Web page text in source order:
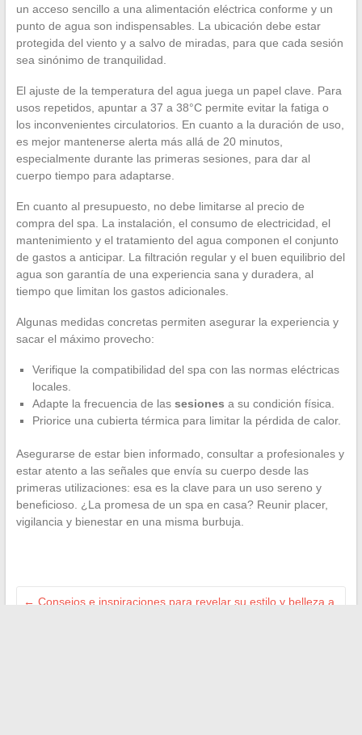
un acceso sencillo a una alimentación eléctrica conforme y un
punto de agua son indispensables. La ubicación debe estar
protegida del viento y a salvo de miradas, para que cada sesión
sea sinónimo de tranquilidad.
El ajuste de la temperatura del agua juega un papel clave. Para
usos repetidos, apuntar a 37 a 38°C permite evitar la fatiga o
los inconvenientes circulatorios. En cuanto a la duración de uso,
es mejor mantenerse alerta más allá de 20 minutos,
especialmente durante las primeras sesiones, para dar al
cuerpo tiempo para adaptarse.
En cuanto al presupuesto, no debe limitarse al precio de
compra del spa. La instalación, el consumo de electricidad, el
mantenimiento y el tratamiento del agua componen el conjunto
de gastos a anticipar. La filtración regular y el buen equilibrio del
agua son garantía de una experiencia sana y duradera, al
tiempo que limitan los gastos adicionales.
Algunas medidas concretas permiten asegurar la experiencia y
sacar el máximo provecho:
Verifique la compatibilidad del spa con las normas eléctricas
locales.
Adapte la frecuencia de las sesiones a su condición física.
Priorice una cubierta térmica para limitar la pérdida de calor.
Asegurarse de estar bien informado, consultar a profesionales y
estar atento a las señales que envía su cuerpo desde las
primeras utilizaciones: esa es la clave para un uso sereno y
beneficioso. ¿La promesa de un spa en casa? Reunir placer,
vigilancia y bienestar en una misma burbuja.
← Consejos e inspiraciones para revelar su estilo y belleza a